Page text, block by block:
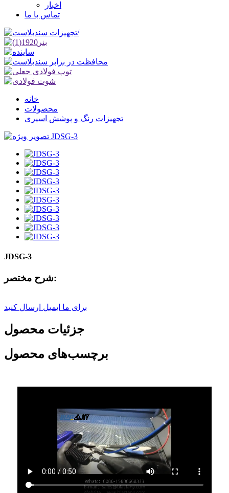
اخبار
تماس با ما
خانه
محصولات
تجهیزات رنگ و پوشش اسپری
JDSG-3
شرح مختصر:
برای ما ایمیل ارسال کنید
جزئیات محصول
برچسب‌های محصول